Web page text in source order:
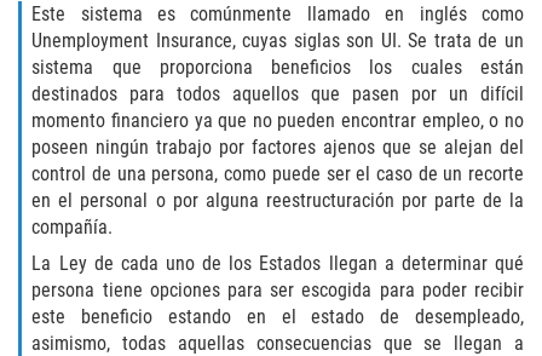
Sello de Registros de Arresto
Violación de la Libertad Condicional
Chocar y Huir
Delitos De Armas
Aumento de Pena por Armas de
Fuego
Armas Prohibidas
Este sistema es comúnmente llamado en inglés como
Unemployment Insurance, cuyas siglas son UI. Se trata de un
sistema que proporciona beneficios los cuales están
destinados para todos aquellos que pasen por un difícil
momento financiero ya que no pueden encontrar empleo, o no
poseen ningún trabajo por factores ajenos que se alejan del
control de una persona, como puede ser el caso de un recorte
en el personal o por alguna reestructuración por parte de la
compañía.
La Ley de cada uno de los Estados llegan a determinar qué
persona tiene opciones para ser escogida para poder recibir
este beneficio estando en el estado de desempleado,
asimismo, todas aquellas consecuencias que se llegan a